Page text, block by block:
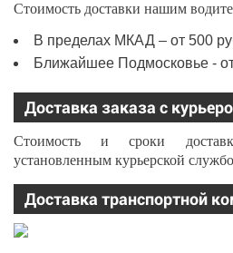
Стоимость доставки нашим
В пределах МКАД – от 500
Ближайшее Подмосковье -
Доставка заказа с
Стоимость и сроки
установленным курьерской
Доставка транспортной